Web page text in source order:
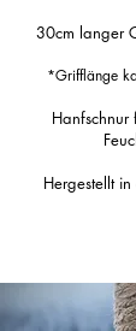
30cm langer
*Grifflänge
Hergestellt